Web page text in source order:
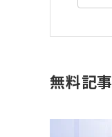
無料記事